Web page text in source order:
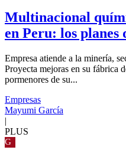
Multinacional
en Peru: los
Empresa atiende a la minería,
Proyecta mejoras en su fábrica
pormenores de su...
Empresas
Mayumi García
|
PLUS
G